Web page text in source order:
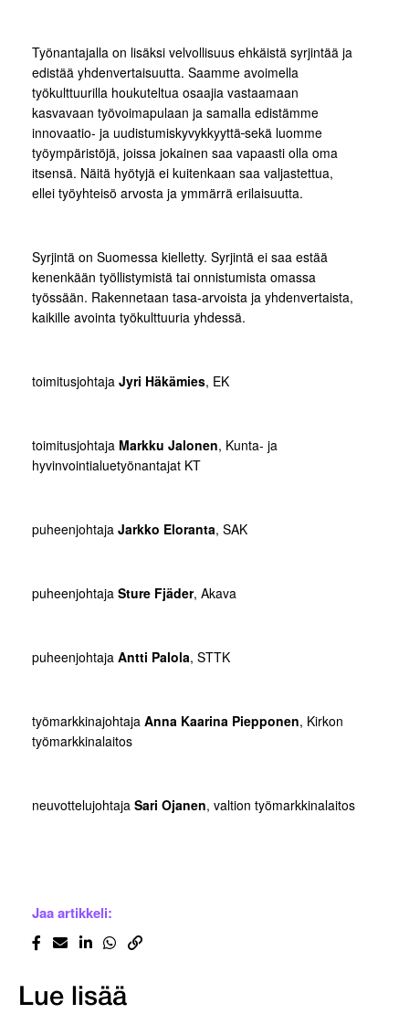
Työnantajalla on lisäksi velvollisuus ehkäistä syrjintää ja
edistää yhdenvertaisuutta. Saamme avoimella
työkulttuurilla houkuteltua osaajia vastaamaan
kasvavaan työvoimapulaan ja samalla edistämme
innovaatio- ja uudistumiskyvykkyyttä sekä luomme
työympäristöjä, joissa jokainen saa vapaasti olla oma
itsensä. Näitä hyötyjä ei kuitenkaan saa valjastettua,
ellei työyhteisö arvosta ja ymmärrä erilaisuutta.
Syrjintä on Suomessa kielletty. Syrjintä ei saa estää
kenenkään työllistymistä tai onnistumista omassa
työssään. Rakennetaan tasa-arvoista ja yhdenvertaista,
kaikille avointa työkulttuuria yhdessä.
toimitusjohtaja Jyri Häkämies, EK
toimitusjohtaja Markku Jalonen, Kunta- ja
hyvinvointialuetyönantajat KT
puheenjohtaja Jarkko Eloranta, SAK
puheenjohtaja Sture Fjäder, Akava
puheenjohtaja Antti Palola, STTK
työmarkkinajohtaja Anna Kaarina Piepponen, Kirkon
työmarkkinalaitos
neuvottelujohtaja Sari Ojanen, valtion työmarkkinalaitos
Jaa artikkeli:
Lue lisää